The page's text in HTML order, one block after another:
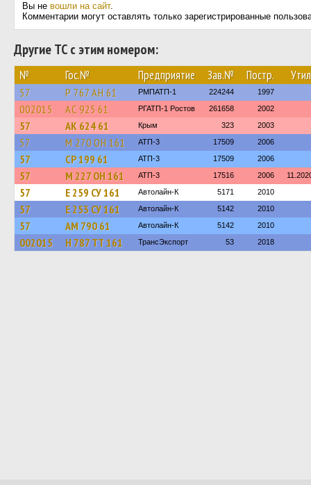
Вы не вошли на сайт.
Комментарии могут оставлять только зарегистрированные
Другие ТС с этим номером:
№ Гос.№ Предприятие Зав.№ Постр.
57 Р 767 АН 61 РМПАТП-1 224244 1997
002015 АС 925 61 РГАТП-1 Ростов 261658 2002
57 АК 624 61 Крым 323 2003
57 М 270 ОН 161 АТП-3 17509 2006
57 СР 199 61 АТП-3 17509 2006
57 М 227 ОН 161 АТП-3 17516 2006
57 Е 259 СУ 161 Автолайн-К 5171 2010
57 Е 253 СУ 161 Автолайн-К 5142 2010
57 АМ 790 61 Автолайн-К 5142 2010
002015 Н 787 ТТ 161 ТрансЭкспорт 53 2018